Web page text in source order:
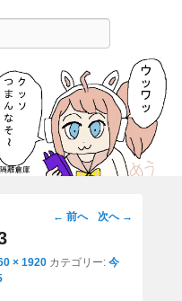
末隔離倉庫
消してくれたサイトです。
画
← 前へ 次へ →
× 1920 カテゴリー: 今